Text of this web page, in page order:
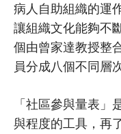
SHO專題
關於我們
病人自助組織的運
讓組織文化能夠不
個由曾家達教授整
員分成八個不同層
「社區參與量表」
與程度的工具，再